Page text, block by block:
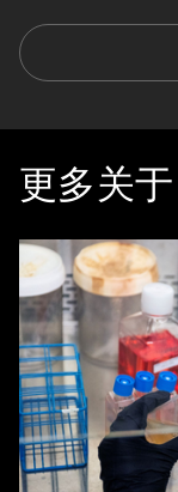
更多关于